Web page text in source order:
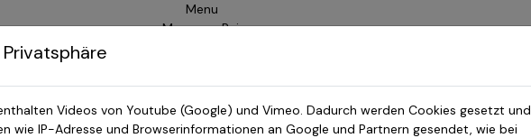
Menu
Myanmar Reisen
Videos von Youtube (Google) und Vimeo. Dadurch werden Cookies gesetzt und
wie IP-Adresse und Browserinformationen an Google und Partnern gesendet, wie bei